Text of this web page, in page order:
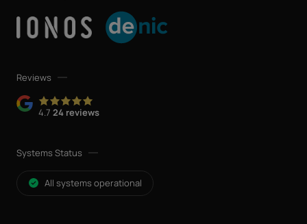
Reviews
4.7 24 reviews
Systems Status
All systems operational